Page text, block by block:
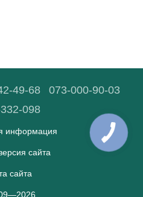
49-68
073-000-90-03
098
информация
сайта
сайта